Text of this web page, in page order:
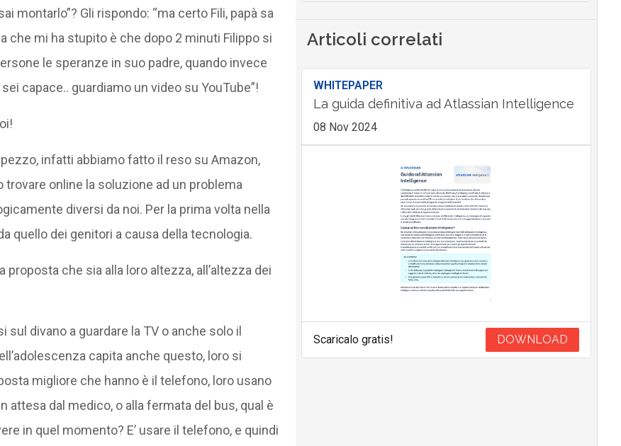
montarlo”? Gli rispondo: “ma certo Fili, papà sa
che mi ha stupito è che dopo 2 minuti Filippo si
le speranze in suo padre, quando invece
capace.. guardiamo un video su YouTube”!
infatti abbiamo fatto il reso su Amazon,
online la soluzione ad un problema
diversi da noi. Per la prima volta nella
quello dei genitori a causa della tecnologia.
che sia alla loro altezza, all’altezza dei
divano a guardare la TV o anche solo il
capita anche questo, loro si
migliore che hanno è il telefono, loro usano
attesa dal medico, o alla fermata del bus, qual è
in quel momento? E’ usare il telefono, e quindi
Articoli correlati
WHITEPAPER
La guida definitiva ad Atlassian Intelligence
08 Nov 2024
Scaricalo gratis! DOWNLOAD